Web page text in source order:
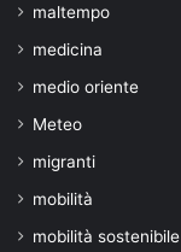
maltempo
medicina
medio oriente
Meteo
migranti
mobilità
mobilità sostenibile